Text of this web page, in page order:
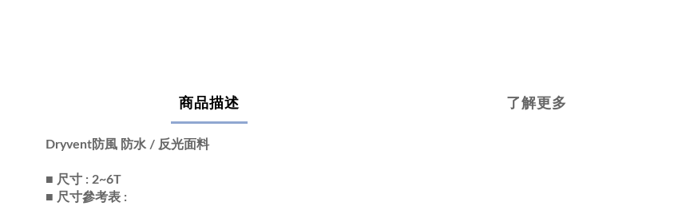
商品描述 了解更多
Dryvent防風 防水 / 反光面料
■ 尺寸 : 2~6T
■ 尺寸參考表 :